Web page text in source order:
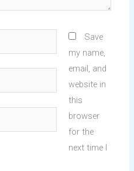
Save
my name,
email, and
website in
this
browser
for the
next time I